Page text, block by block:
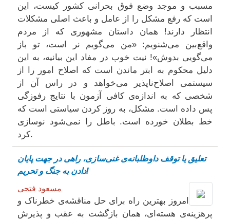
مسبب و موجد وضع فوق بحرانی کشور کیست، این
است که رفع مشکل را از عامل و باعث اصلی مشکلات
انتظار دارند! همان داستان مشهوری که از مردم
واقع‌بین می‌شنویم: «من می‌گویم نر است، تو باز
می‌گویی بدوش»! نیت خوب در مفاد این بیانیه، به این
دلیل محکوم به ابتر ‌ماندن است که اصلاح امور را از
سیستمی اصلاح‌ناپذیر می‌خواهد و در راس آن از
شخصی که به اندازه‌ی کافی آزمون با نتایج رفوزگی
پس داده است. مشکل، به روز کردن سیاستی است که
خط بطلان خورده است. باطل را نمی‌شود نوسازی
کرد.
تعلیق یا توقف داوطلبانه‌ی غنی‌سازی، راهی در جهت پایان
دادن به جنگ و تحریم!
مسعود فتحی
امروز بهترین راه برای حل مناقشە‌ی خطرناک و
پرهزینە‌ی هستەای، همان بازگشت به عقب و پذیرش